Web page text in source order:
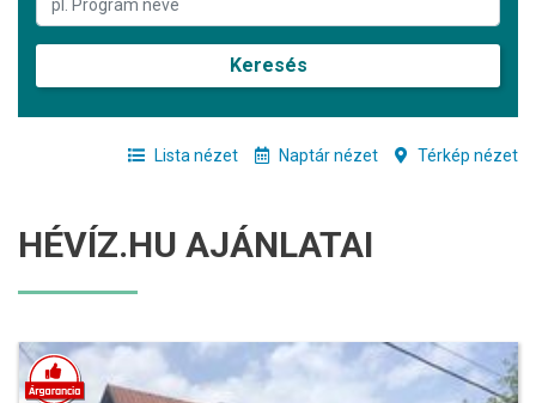
Keresés
Lista nézet Naptár nézet Térkép nézet
HÉVÍZ.HU AJÁNLATAI